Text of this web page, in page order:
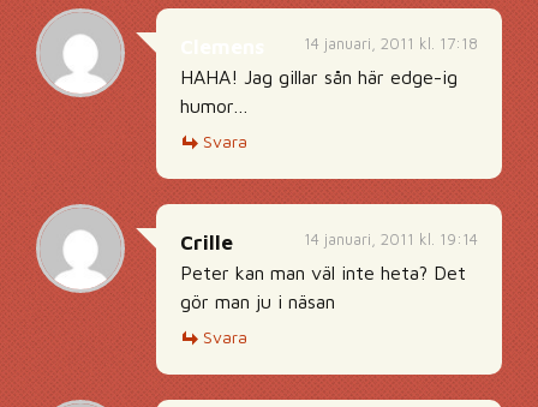
14 januari, 2011 kl. 17:18
HAHA! Jag gillar sån här edge-ig
humor…
Svara
14 januari, 2011 kl. 19:14
Crille
Peter kan man väl inte heta? Det
gör man ju i näsan
Svara